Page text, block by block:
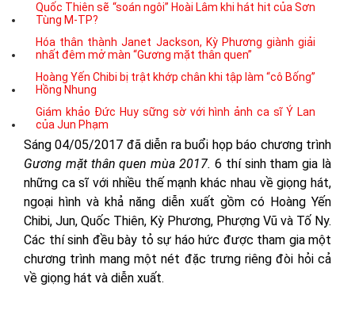
Quốc Thiên sẽ “soán ngôi” Hoài Lâm khi hát hit của Sơn
Tùng M-TP?
Hóa thân thành Janet Jackson, Kỳ Phương giành giải
nhất đêm mở màn “Gương mặt thân quen”
Hoàng Yến Chibi bị trật khớp chân khi tập làm “cô Bống”
Hồng Nhung
Giám khảo Đức Huy sững sờ với hình ảnh ca sĩ Ý Lan
của Jun Phạm
Sáng 04/05/2017 đã diễn ra buổi họp báo chương trình
Gương mặt thân quen mùa 2017. 6 thí sinh tham gia là
những ca sĩ với nhiều thế mạnh khác nhau về giọng hát,
ngoại hình và khả năng diễn xuất gồm có Hoàng Yến
Chibi, Jun, Quốc Thiên, Kỳ Phương, Phượng Vũ và Tố Ny.
Các thí sinh đều bày tỏ sự háo hức được tham gia một
chương trình mang một nét đặc trưng riêng đòi hỏi cả
về giọng hát và diễn xuất.